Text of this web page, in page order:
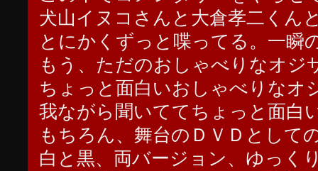
犬山イヌコさんと大倉孝二くん
とにかくずっと喋ってる。一瞬
もう、ただのおしゃべりなオジ
ちょっと面白いおしゃべりなオ
我ながら聞いててちょっと面白
もちろん、舞台のＤＶＤとして
白と黒、両バージョン、ゆっく